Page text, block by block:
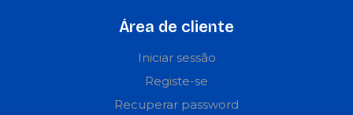
Área de cliente
Iniciar sessão
Registe-se
Recuperar password